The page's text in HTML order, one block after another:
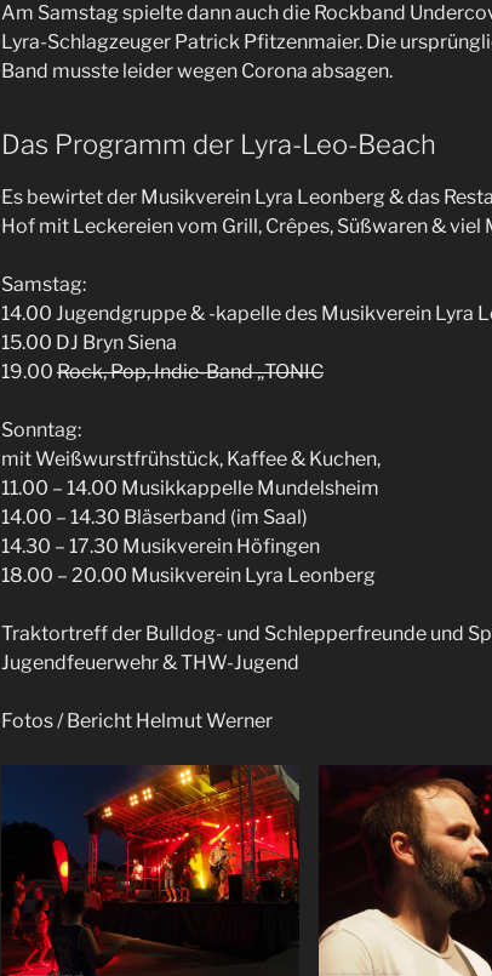
Am Samstag spielte dann auch die Rockband
Lyra-Schlagzeuger Patrick Pfitzenmaier. Die
Band musste leider wegen Corona absagen.
Das Programm der Lyra-Leo-Beach
Es bewirtet der Musikverein Lyra Leonberg & das
Hof mit Leckereien vom Grill, Crêpes, Süßwaren & viel
Samstag:
14.00 Jugendgruppe & -kapelle des Musikverein Lyra
15.00 DJ Bryn Siena
19.00 Rock, Pop, Indie-Band „TONIC
Sonntag:
mit Weißwurstfrühstück, Kaffee & Kuchen,
11.00 – 14.00 Musikkappelle Mundelsheim
14.00 – 14.30 Bläserband (im Saal)
14.30 – 17.30 Musikverein Höfingen
18.00 – 20.00 Musikverein Lyra Leonberg
Traktortreff der Bulldog- und Schlepperfreunde und
Jugendfeuerwehr & THW-Jugend
Fotos / Bericht Helmut Werner